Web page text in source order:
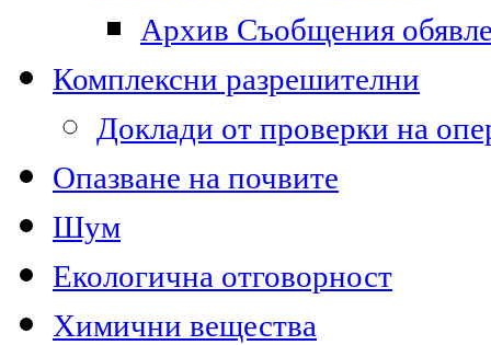
Архив Съобщения
Комплексни разрешителни
Доклади от проверки на
Опазване на почвите
Шум
Екологична отговорност
Химични вещества